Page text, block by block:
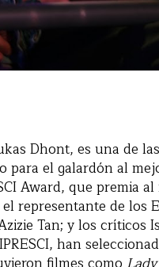
Dhont, es una de
para el galardón al
Award, que premia
representante de los
Tan; y los críticos
han